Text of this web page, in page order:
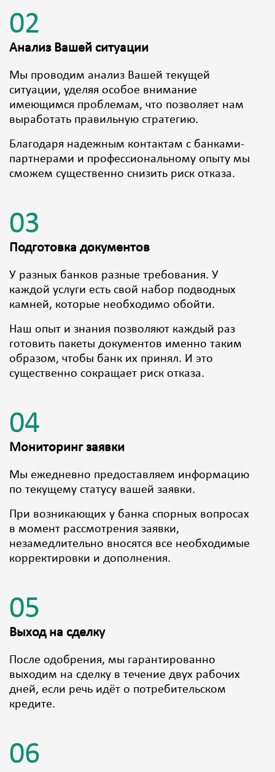
02
Анализ Вашей ситуации
Мы проводим анализ Вашей текущей
ситуации, уделяя особое внимание
имеющимся проблемам, что позволяет нам
выработать правильную стратегию.
Благодаря надежным контактам с банками-
партнерами и профессиональному опыту мы
сможем существенно снизить риск отказа.
03
Подготовка документов
У разных банков разные требования. У
каждой услуги есть свой набор подводных
камней, которые необходимо обойти.
Наш опыт и знания позволяют каждый раз
готовить пакеты документов именно таким
образом, чтобы банк их принял. И это
существенно сокращает риск отказа.
04
Мониторинг заявки
Мы ежедневно предоставляем информацию
по текущему статусу вашей заявки.
При возникающих у банка спорных вопросах
в момент рассмотрения заявки,
незамедлительно вносятся все необходимые
корректировки и дополнения.
05
Выход на сделку
После одобрения, мы гарантированно
выходим на сделку в течение двух рабочих
дней, если речь идёт о потребительском
кредите.
06